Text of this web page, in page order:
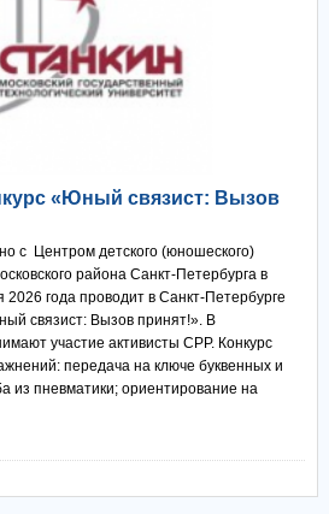
«Юный связист: Вызов
с Центром детского (юношеского)
района Санкт-Петербурга в
года проводит в Санкт-Петербурге
связист: Вызов принят!». В
участие активисты СРР. Конкурс
передача на ключе буквенных и
из пневматики; ориентирование на